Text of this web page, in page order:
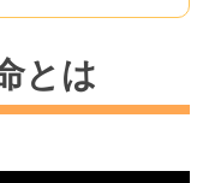
とは